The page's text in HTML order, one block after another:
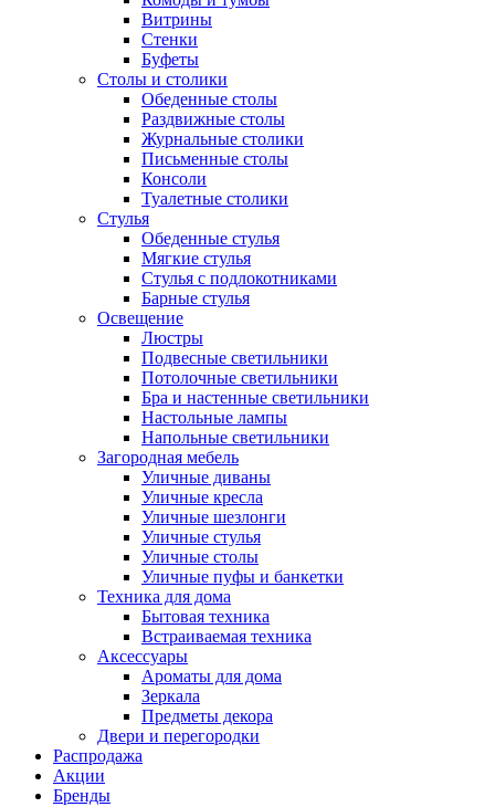
Витрины
Стенки
Буфеты
Столы и столики
Обеденные столы
Раздвижные столы
Журнальные столики
Письменные столы
Консоли
Туалетные столики
Стулья
Обеденные стулья
Мягкие стулья
Стулья с подлокотниками
Барные стулья
Освещение
Люстры
Подвесные светильники
Потолочные светильники
Бра и настенные светильники
Настольные лампы
Напольные светильники
Загородная мебель
Уличные диваны
Уличные кресла
Уличные шезлонги
Уличные стулья
Уличные столы
Уличные пуфы и банкетки
Техника для дома
Бытовая техника
Встраиваемая техника
Аксессуары
Ароматы для дома
Зеркала
Предметы декора
Двери и перегородки
Распродажа
Акции
Бренды